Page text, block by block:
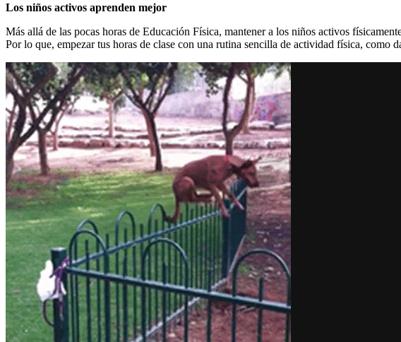
Los niños activos aprenden mejor
Más allá de las pocas horas de Educación Física, mantener a los niños activos
Por lo que, empezar tus horas de clase con una rutina sencilla de actividad física, como